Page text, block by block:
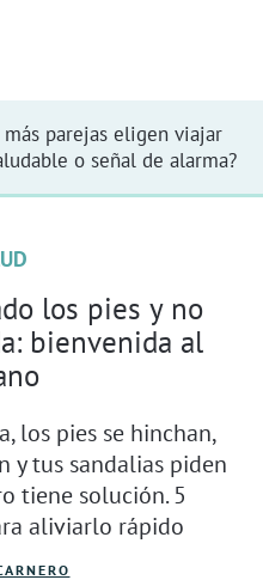
más parejas eligen viajar
o señal de alarma?
los pies y no
bienvenida al
los pies se hinchan,
y tus sandalias piden
tiene solución. 5
aliviarlo rápido